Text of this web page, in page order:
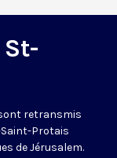
sont retransmis
Saint-Protais
de Jérusalem.